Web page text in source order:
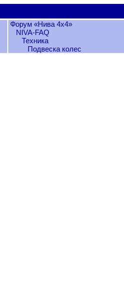
Форум «Нива 4х4»
NIVA-FAQ
Техника
Подвеска колес